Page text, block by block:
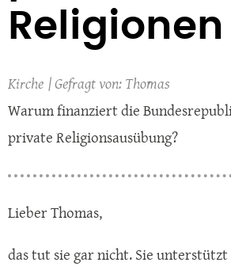
Religionen
Kirche
Thomas
Warum finanziert die
private Religionsausübung?
Lieber Thomas,
das tut sie gar nicht. Sie unterstützt